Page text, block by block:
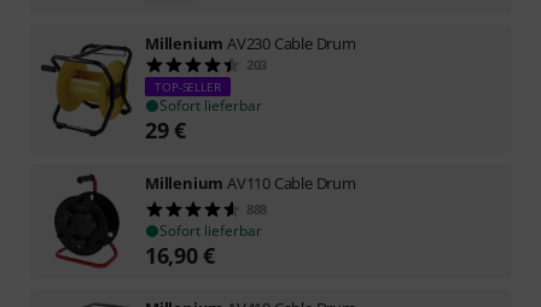
Millenium AV230 Cable Drum
203
TOP-SELLER
Sofort lieferbar
29€
Millenium AV110 Cable Drum
888
Sofort lieferbar
16,90€